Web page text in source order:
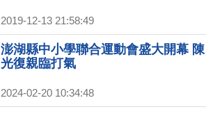
2019-12-13 21:58:49
澎湖縣中小學聯合運動會盛大開幕 陳
光復親臨打氣
2024-02-20 10:34:48